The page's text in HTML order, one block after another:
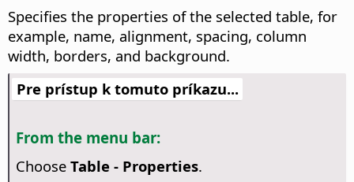
Specifies the properties of the selected table, for
example, name, alignment, spacing, column
width, borders, and background.
Pre prístup k tomuto príkazu...
From the menu bar:
Choose Table - Properties.